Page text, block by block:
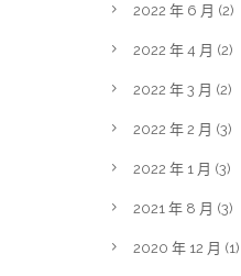
2022 年 6 月 (2)
2022 年 4 月 (2)
2022 年 3 月 (2)
2022 年 2 月 (3)
2022 年 1 月 (3)
2021 年 8 月 (3)
2020 年 12 月 (1)